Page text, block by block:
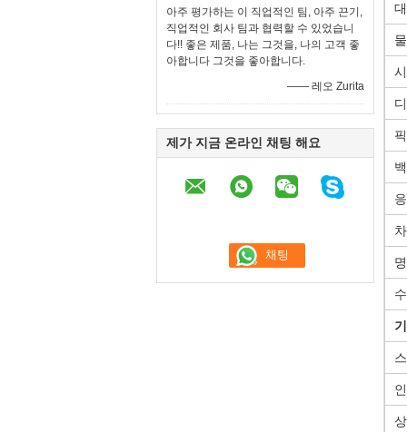
아주 평가하는 이 직업적인 팀, 아주 끈기,
직업적인 회사 팀과 협력할 수 있었습니
다!! 좋은 제품, 나는 그것을, 나의 고객 좋
아합니다 그것을 좋아합니다.
—— 레오 Zurita
제가 지금 온라인 채팅 해요